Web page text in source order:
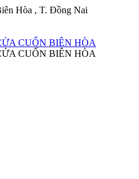
Hòa , T. Đồng Nai